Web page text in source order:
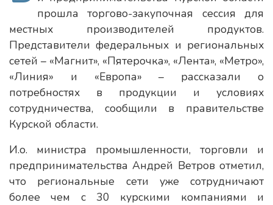
прошла торгово-закупочная сессия для
местных производителей продуктов.
Представители федеральных и региональных
сетей – «Магнит», «Пятерочка», «Лента», «Метро»,
«Линия» и «Европа» – рассказали о
потребностях в продукции и условиях
сотрудничества, сообщили в правительстве
Курской области.
И.о. министра промышленности, торговли и
предпринимательства Андрей Ветров отметил,
что региональные сети уже сотрудничают
более чем с 30 курскими компаниями и